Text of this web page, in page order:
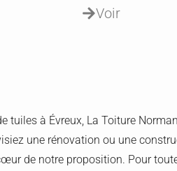
Voir
tuiles à Évreux, La Toiture
une rénovation ou une
de notre proposition. Pour